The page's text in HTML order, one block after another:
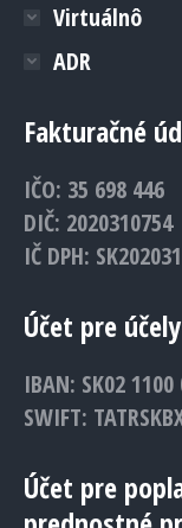
Virtuálnô
ADR
Fakturačné
IČO: 35 698 446
DIČ: 2020310754
IČ DPH:
Účet pre
IBAN: SK02
SWIFT:
Účet pre